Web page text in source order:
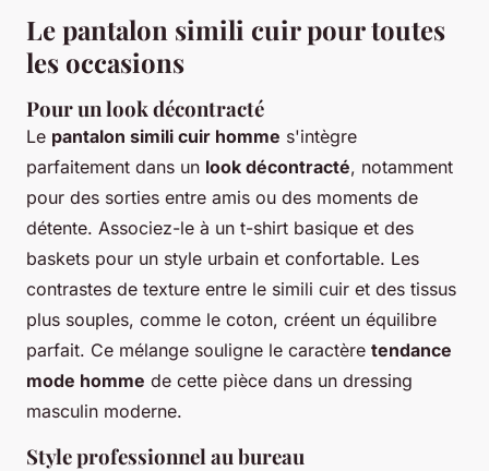
Le pantalon simili cuir pour toutes
les occasions
Pour un look décontracté
Le pantalon simili cuir homme s'intègre
parfaitement dans un look décontracté, notamment
pour des sorties entre amis ou des moments de
détente. Associez-le à un t-shirt basique et des
baskets pour un style urbain et confortable. Les
contrastes de texture entre le simili cuir et des tissus
plus souples, comme le coton, créent un équilibre
parfait. Ce mélange souligne le caractère tendance
mode homme de cette pièce dans un dressing
masculin moderne.
Style professionnel au bureau